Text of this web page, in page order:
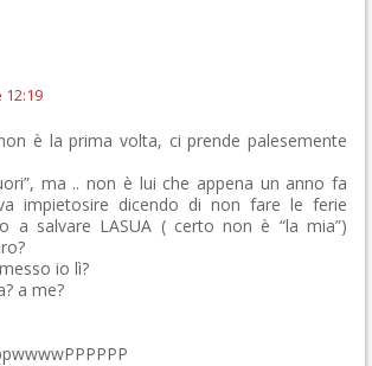
12:19
è la prima volta, ci prende palesemente
ma .. non è lui che appena un anno fa
impietosire dicendo di non fare le ferie
a salvare LASUA ( certo non è “la mia”)
io lì?
a me?